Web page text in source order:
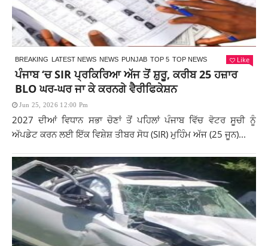
BREAKING LATEST NEWS NEWS PUNJAB TOP 5 TOP NEWS Like
ਪੰਜਾਬ ‘ਚ SIR ਪ੍ਰਕਿਰਿਆ ਅੱਜ ਤੋਂ ਸ਼ੁਰੂ, ਕਰੀਬ 25 ਹਜ਼ਾਰ
BLO ਘਰ-ਘਰ ਜਾ ਕੇ ਕਰਨਗੇ ਵੈਰੀਫਿਕੇਸ਼ਨ
Jun 25, 2026 12:00 Pm
2027 ਦੀਆਂ ਵਿਧਾਨ ਸਭਾ ਚੋਣਾਂ ਤੋਂ ਪਹਿਲਾਂ ਪੰਜਾਬ ਵਿੱਚ ਵੋਟਰ ਸੂਚੀ ਨੂੰ
ਅੱਪਡੇਟ ਕਰਨ ਲਈ ਇੱਕ ਵਿਸ਼ੇਸ਼ ਤੀਬਰ ਸੋਧ (SIR) ਮੁਹਿੰਮ ਅੱਜ (25 ਜੂਨ)...